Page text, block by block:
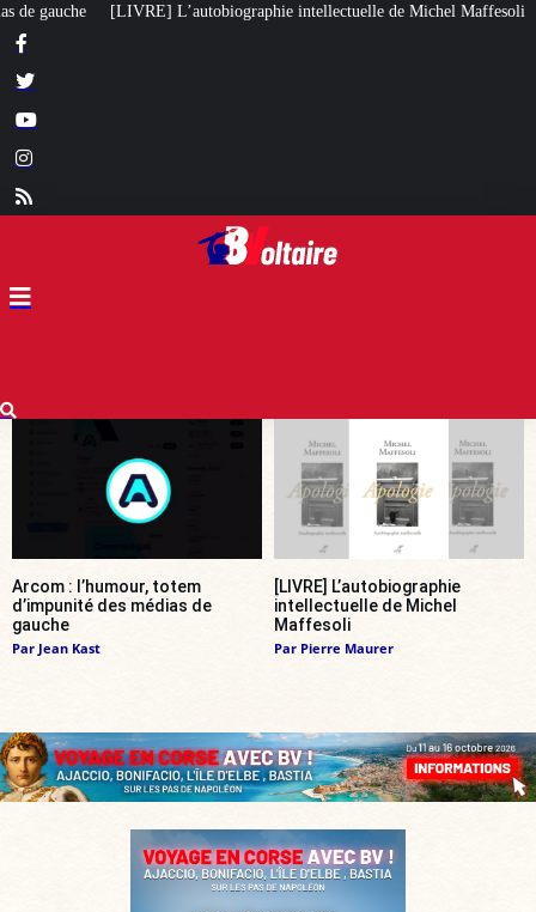
intellectuelle de Michel Maffesoli Pour regagner son influence en
Arcom : l’humour, totem
d’impunité des médias de
gauche
Par Jean Kast
[LIVRE] L’autobiographie
intellectuelle de Michel
Maffesoli
Par Pierre Maurer